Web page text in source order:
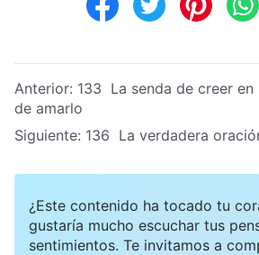
Anterior: 133 La senda de creer en
de amarlo
Siguiente: 136 La verdadera
¿Este contenido ha tocado tu
gustaría mucho escuchar tus
sentimientos. Te invitamos a